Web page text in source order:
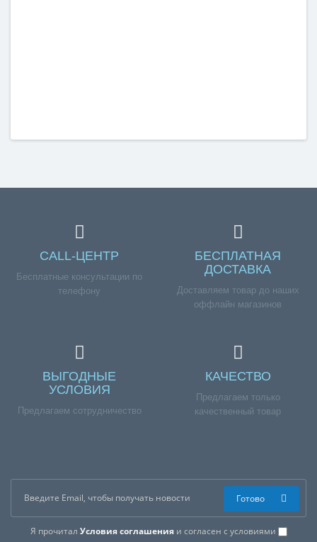
CALL-ЦЕНТР
Бесплатные консультации по
телефону
БЕСПЛАТНАЯ
ДОСТАВКА
Доставляем товар до наших
оффлайн магазинов
ВЫГОДНЫЕ
УСЛОВИЯ
Предлагаем сотрудничество
КАЧЕСТВО
Предлагаем только
качественный товар
Я прочитал Условия соглашенияи согласен с условиями
Готово